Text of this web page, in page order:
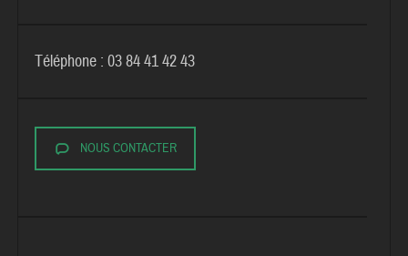
Téléphone : 03 84 41 42 43
NOUS CONTACTER